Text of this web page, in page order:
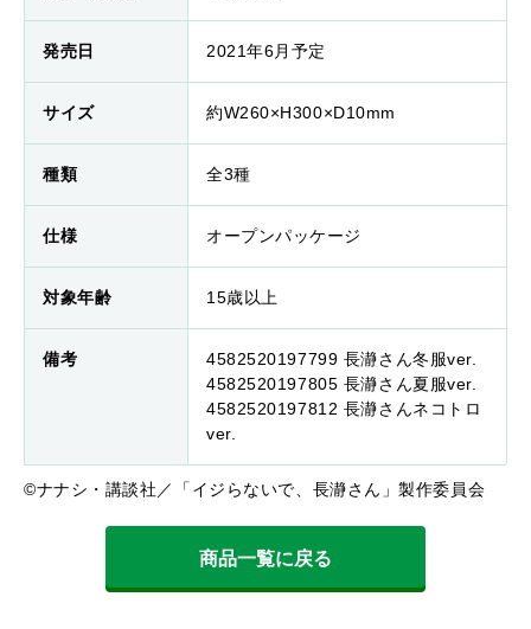
発売日 2021年6月予定
サイズ 約W260×H300×D10mm
種類 全3種
仕様 オープンパッケージ
対象年齢 15歳以上
備考
4582520197799 長瀞さん冬服ver.
4582520197805 長瀞さん夏服ver.
4582520197812 長瀞さんネコトロ
ver.
©ナナシ・講談社／「イジらないで、長瀞さん」製作委員会
商品一覧に戻る